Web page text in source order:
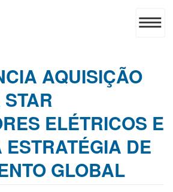
AQUISIÇÃO
ELÉTRICOS E
ESTRATÉGIA DE
GLOBAL